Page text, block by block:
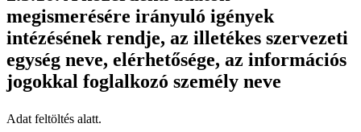
megismerésére irányuló igények
intézésének rendje, az illetékes szervezeti
egység neve, elérhetősége, az információs
jogokkal foglalkozó személy neve
Adat feltöltés alatt.